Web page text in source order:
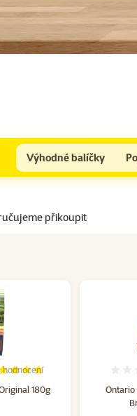
Výhodné balíčky
přikoupit
180g
94%, počet hodnocení:
hodnocení